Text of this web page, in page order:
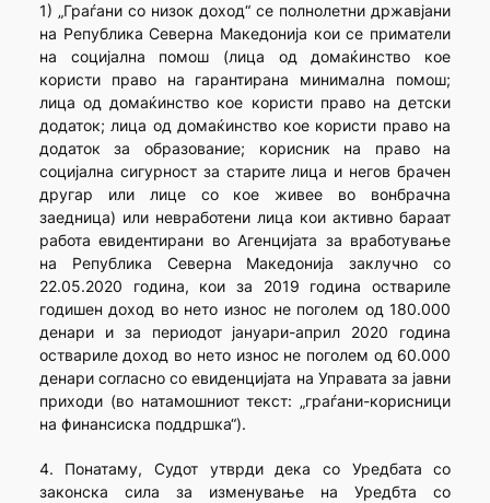
1) „Граѓани со низок доход“ се полнолетни државјани
на Република Северна Македонија кои се приматели
на социјална помош (лица од домаќинство кое
користи право на гарантирана минимална помош;
лица од домаќинство кое користи право на детски
додаток; лица од домаќинство кое користи право на
додаток за образование; корисник на право на
социјална сигурност за старите лица и негов брачен
другар или лице со кое живее во вонбрачна
заедница) или невработени лица кои активно бараат
работа евидентирани во Агенцијата за вработување
на Република Северна Македонија заклучно со
22.05.2020 година, кои за 2019 година оствариле
годишен доход во нето износ не поголем од 180.000
денари и за периодот јануари-април 2020 година
оствариле доход во нето износ не поголем од 60.000
денари согласно со евиденцијата на Управата за јавни
приходи (во натамошниот текст: „граѓани-корисници
на финансиска поддршка“).
4. Понатаму, Судот утврди дека со Уредбата со
законска сила за изменување на Уредбта со